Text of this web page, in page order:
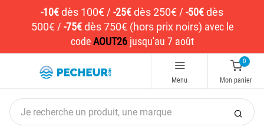
-10€dès 100€ / -25€dès 250€ / -50€dès
500€/ -75€ dès 750€ (hors prix noirs) avec le
codeAOUT26jusqu'au 7 août
Menu
0
Mon panier